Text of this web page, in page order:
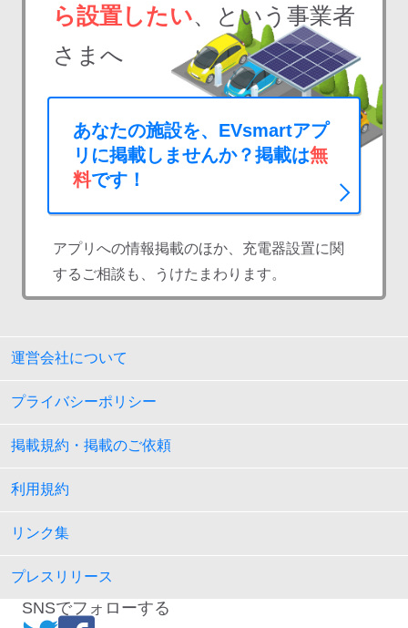
ら設置したい、という事業者
さまへ
あなたの施設を、EVsmartアプ
リに掲載しませんか？掲載は無
料です！
アプリへの情報掲載のほか、充電器設置に関
するご相談も、うけたまわります。
運営会社について
プライバシーポリシー
掲載規約・掲載のご依頼
利用規約
リンク集
プレスリリース
SNSでフォローする